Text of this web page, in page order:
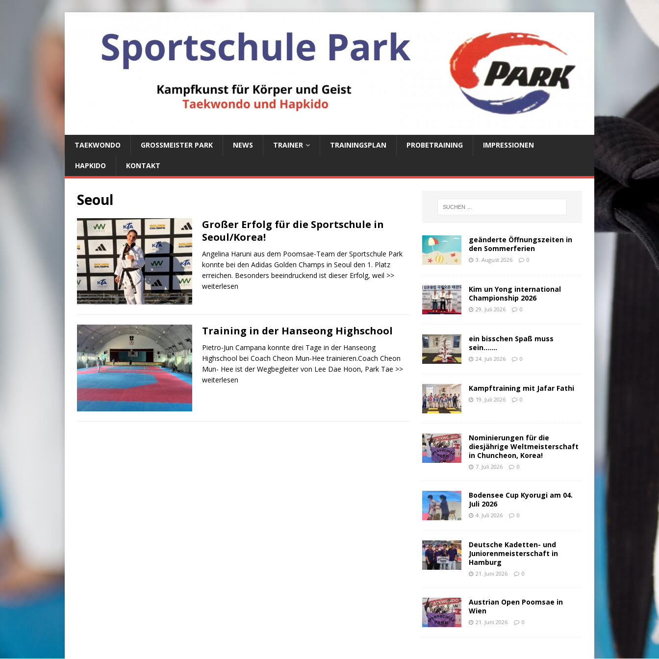
TAEKWONDO GROSSMEISTER PARK NEWS TRAINER TRAININGSPLAN PROBETRAINING IMPRESSIONEN
HAPKIDO KONTAKT
Seoul
Großer Erfolg für die Sportschule in
Seoul/Korea!
Angelina Haruni aus dem Poomsae-Team der Sportschule Park
konnte bei den Adidas Golden Champs in Seoul den 1. Platz
erreichen. Besonders beeindruckend ist dieser Erfolg, weil >>
weiterlesen
Training in der Hanseong Highschool
Pietro-Jun Campana konnte drei Tage in der Hanseong
Highschool bei Coach Cheon Mun-Hee trainieren.Coach Cheon
Mun- Hee ist der Wegbegleiter von Lee Dae Hoon, Park Tae >>
weiterlesen
geänderte Öffnungszeiten in
den Sommerferien
3. August 2026 0
Kim un Yong international
Championship 2026
29. Juli 2026 0
ein bisschen Spaß muss
sein…….
24. Juli 2026 0
Kampftraining mit Jafar Fathi
19. Juli 2026 0
Nominierungen für die
diesjährige Weltmeisterschaft
in Chuncheon, Korea!
7. Juli 2026 0
Bodensee Cup Kyorugi am 04.
Juli 2026
4. Juli 2026 0
Deutsche Kadetten- und
Juniorenmeisterschaft in
Hamburg
21. Juni 2026 0
Austrian Open Poomsae in
Wien
21. Juni 2026 0